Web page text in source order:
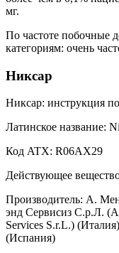
мг.
По частоте побочные
категориям: очень
Никсар
Никсар: инструкция
Латинское название:
Код ATX: R06AX29
Действующее
Производитель: А.
энд Сервисиз С.р.Л.
Services S.r.L.)
(Испания)